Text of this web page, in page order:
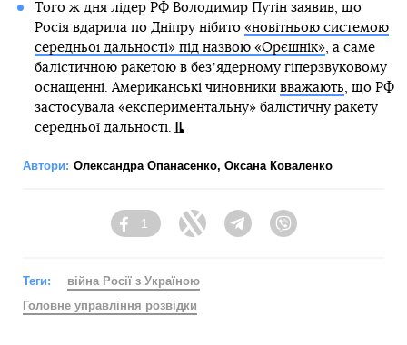
Того ж дня лідер РФ Володимир Путін заявив, що
Росія вдарила по Дніпру нібито «новітньою системою
середньої дальності» під назвою «Орєшнік», а саме
балістичною ракетою в безʼядерному гіперзвуковому
оснащенні. Американські чиновники вважають, що РФ
застосувала «експериментальну» балістичну ракету
середньої дальності.
Автори: Олександра Опанасенко, Оксана Коваленко
Facebook
1
Twitter TelegramViber
Теги:
війна Росії з Україною
Головне управління розвідки